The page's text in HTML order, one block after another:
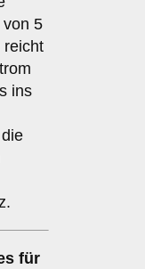
von 5
reicht
ins
für